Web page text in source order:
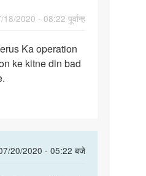
2020 - 08:22 पूर्वान्ह
Ka operation
ke kitne din bad
20/2020 - 05:22 बजे